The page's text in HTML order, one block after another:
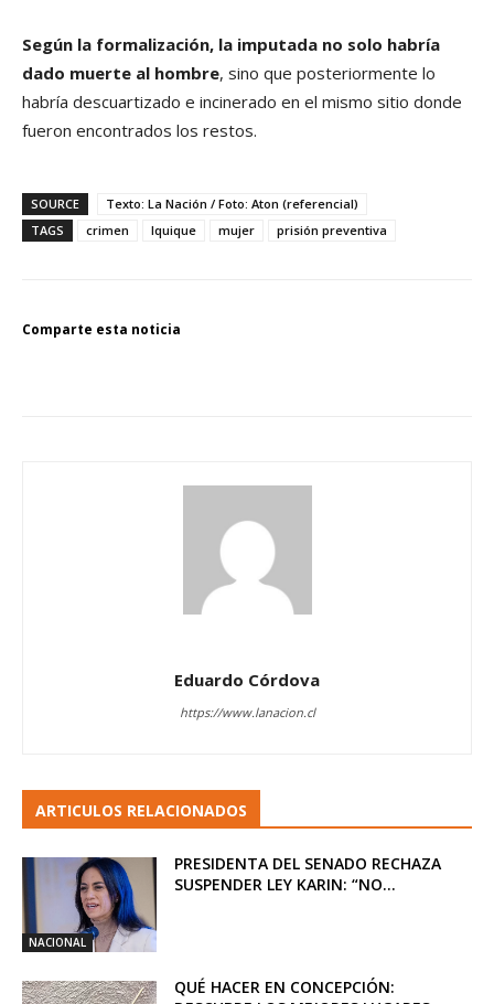
Según la formalización, la imputada no solo habría
dado muerte al hombre, sino que posteriormente lo
habría descuartizado e incinerado en el mismo sitio donde
fueron encontrados los restos.
SOURCE
Texto: La Nación / Foto: Aton (referencial)
TAGS
crimen Iquique mujer prisión preventiva
Comparte esta noticia
Eduardo Córdova
https://www.lanacion.cl
ARTICULOS RELACIONADOS
NACIONAL
PRESIDENTA DEL SENADO RECHAZA
SUSPENDER LEY KARIN: “NO...
QUÉ HACER EN CONCEPCIÓN: